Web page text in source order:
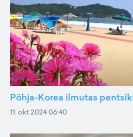
Põhja-Korea ilmutas
11. okt 2024 06:40